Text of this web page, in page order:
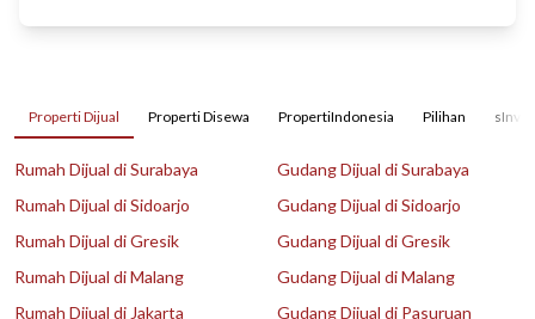
Properti Dijual Properti Disewa PropertiIndonesia Pilihan
Rumah Dijual di Surabaya
Rumah Dijual di Sidoarjo
Rumah Dijual di Gresik
Rumah Dijual di Malang
Rumah Dijual di Jakarta
Gudang Dijual di Surabaya
Gudang Dijual di Sidoarjo
Gudang Dijual di Gresik
Gudang Dijual di Malang
Gudang Dijual di Pasuruan